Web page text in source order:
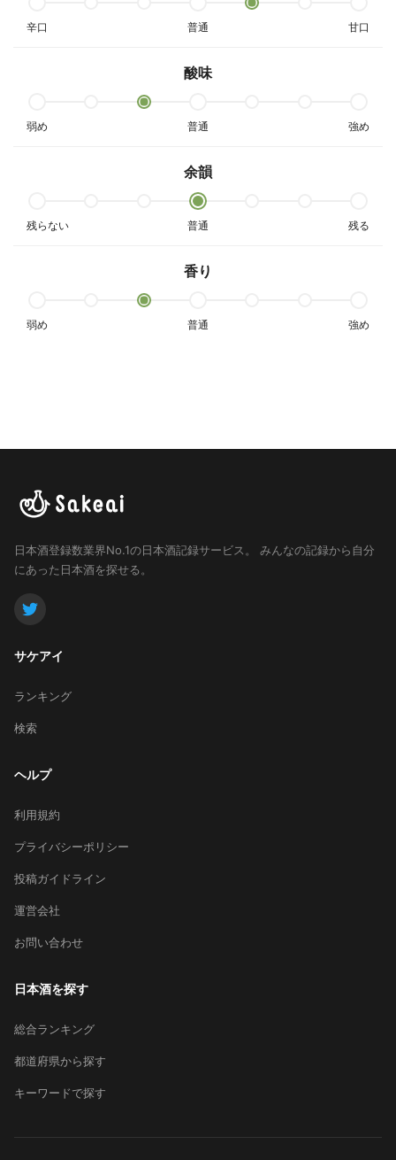
辛口 普通 甘口
酸味
弱め 普通 強め
余韻
残らない 普通 残る
香り
弱め 普通 強め
日本酒登録数業界No.1の日本酒記録サービス。
みんなの記録から自分
にあった日本酒を探せる。
サケアイ
ランキング
検索
ヘルプ
利用規約
プライバシーポリシー
投稿ガイドライン
運営会社
お問い合わせ
日本酒を探す
総合ランキング
都道府県から探す
キーワードで探す